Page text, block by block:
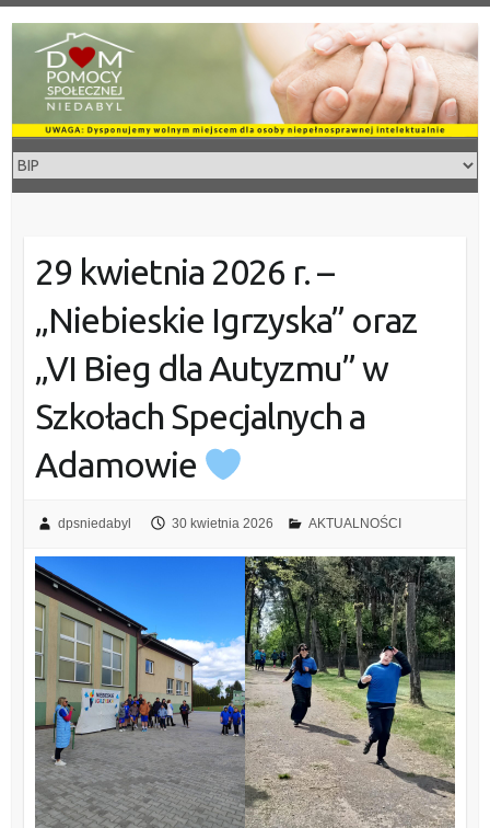
content
29 kwietnia 2026 r. –
„Niebieskie Igrzyska” oraz
„VI Bieg dla Autyzmu” w
Szkołach Specjalnych a
Adamowie
dpsniedabyl 30 kwietnia 2026 AKTUALNOŚCI